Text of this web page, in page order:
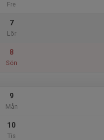
Fre
7
Lör
8
Sön
9
Mån
10
Tis